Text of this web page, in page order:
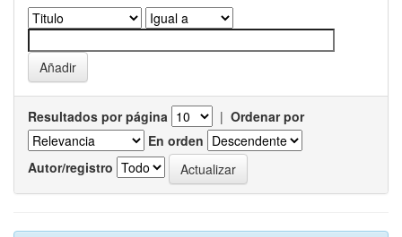
Resultados por página | Ordenar por
En orden
Autor/registro